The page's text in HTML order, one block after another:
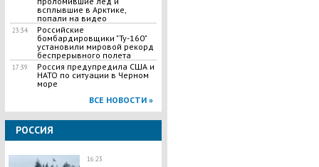
всплывшие в Арктике,
попали на видео
23:34
Российские
бомбардировщики "Ту-160"
установили мировой рекорд
беспрерывного полета
17:39
Россия предупредила США и
НАТО по ситуации в Черном
море
ВСЕ НОВОСТИ »
РОССИЯ
16:23